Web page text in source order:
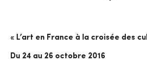
« L’art en France à la croisée des
Du 24 au 26 octobre 2016